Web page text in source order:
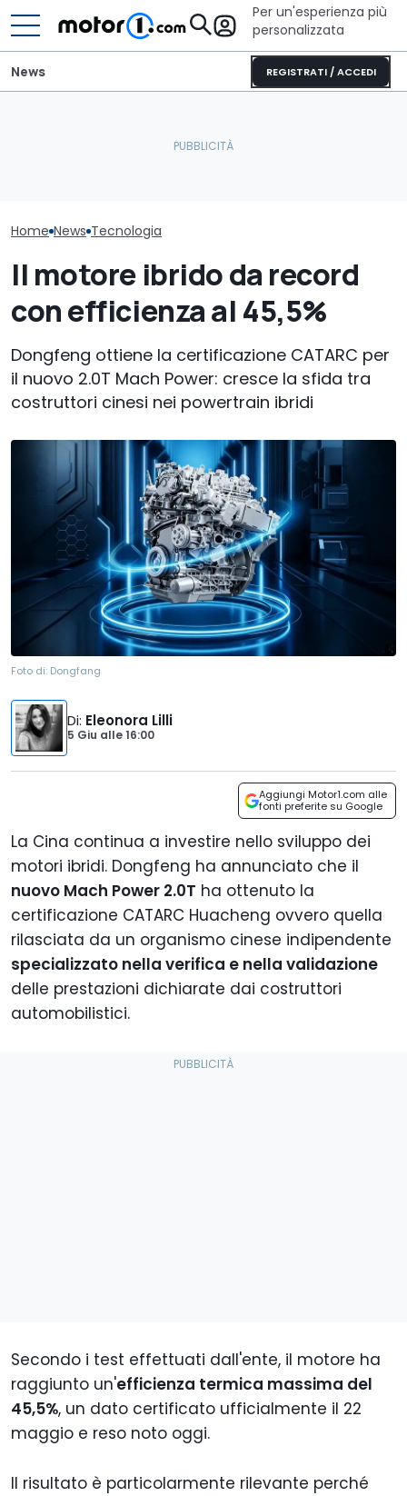
Per un'esperienza più
personalizzata
REGISTRATI / ACCEDI
News
Home News Tecnologia
Il motore ibrido da record
con efficienza al 45,5%
Dongfeng ottiene la certificazione CATARC per
il nuovo 2.0T Mach Power: cresce la sfida tra
costruttori cinesi nei powertrain ibridi
Foto di: Dongfang
Di: Eleonora Lilli
5 Giu alle16:00
Aggiungi Motor1.com alle
fonti preferite su Google
La Cina continua a investire nello sviluppo dei
motori ibridi. Dongfeng ha annunciato che il
nuovo Mach Power 2.0T ha ottenuto la
certificazione CATARC Huacheng ovvero quella
rilasciata da un organismo cinese indipendente
specializzato nella verifica e nella validazione
delle prestazioni dichiarate dai costruttori
automobilistici.
Secondo i test effettuati dall'ente, il motore ha
raggiunto un'efficienza termica massima del
45,5%, un dato certificato ufficialmente il 22
maggio e reso noto oggi.
Il risultato è particolarmente rilevante perché